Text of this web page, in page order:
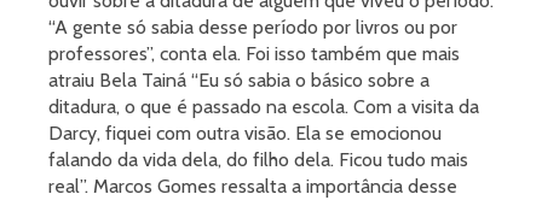
“A gente só sabia desse período por livros ou por
professores”, conta ela. Foi isso também que mais
atraiu Bela Tainá “Eu só sabia o básico sobre a
ditadura, o que é passado na escola. Com a visita da
Darcy, fiquei com outra visão. Ela se emocionou
falando da vida dela, do filho dela. Ficou tudo mais
real”. Marcos Gomes ressalta a importância desse